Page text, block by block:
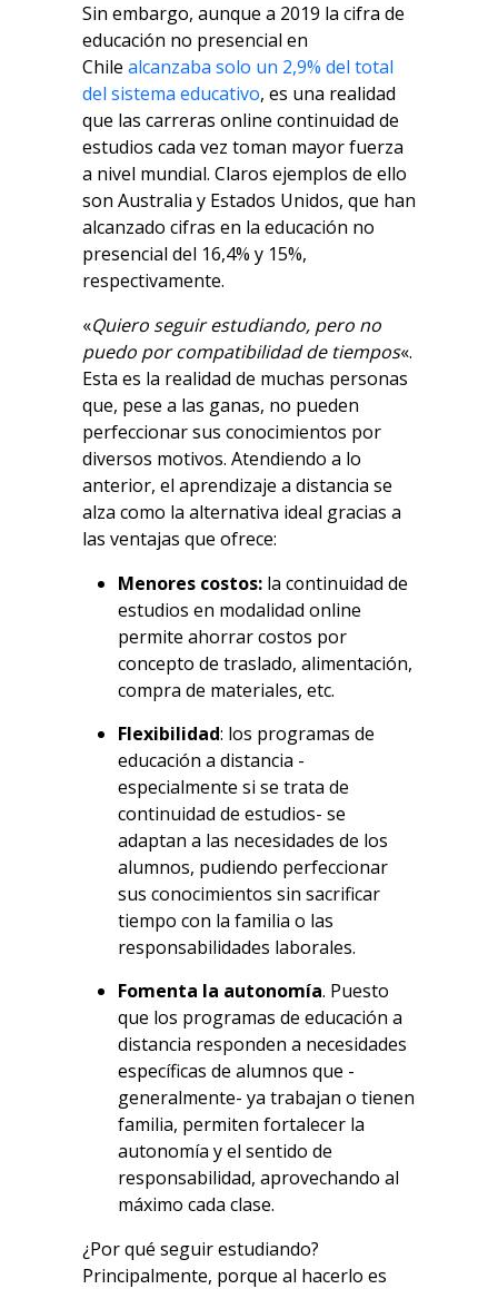
Sin embargo, aunque a 2019 la cifra de
educación no presencial en
Chile alcanzaba solo un 2,9% del total
del sistema educativo, es una realidad
que las carreras online continuidad de
estudios cada vez toman mayor fuerza
a nivel mundial. Claros ejemplos de ello
son Australia y Estados Unidos, que han
alcanzado cifras en la educación no
presencial del 16,4% y 15%,
respectivamente.
«Quiero seguir estudiando, pero no
puedo por compatibilidad de tiempos«.
Esta es la realidad de muchas personas
que, pese a las ganas, no pueden
perfeccionar sus conocimientos por
diversos motivos. Atendiendo a lo
anterior, el aprendizaje a distancia se
alza como la alternativa ideal gracias a
las ventajas que ofrece:
Menores costos: la continuidad de
estudios en modalidad online
permite ahorrar costos por
concepto de traslado, alimentación,
compra de materiales, etc.
Flexibilidad: los programas de
educación a distancia -
especialmente si se trata de
continuidad de estudios- se
adaptan a las necesidades de los
alumnos, pudiendo perfeccionar
sus conocimientos sin sacrificar
tiempo con la familia o las
responsabilidades laborales.
Fomenta la autonomía. Puesto
que los programas de educación a
distancia responden a necesidades
específicas de alumnos que -
generalmente- ya trabajan o tienen
familia, permiten fortalecer la
autonomía y el sentido de
responsabilidad, aprovechando al
máximo cada clase.
¿Por qué seguir estudiando?
Principalmente, porque al hacerlo es